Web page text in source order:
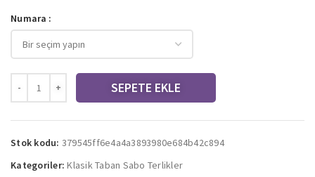
Numara
SEPETE EKLE
Stok kodu: 379545ff6e4a4a3893980e684b42c894
Kategoriler: Klasik Taban Sabo Terlikler